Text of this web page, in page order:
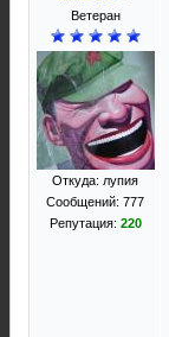
Ветеран
Откуда: лупия
Сообщений: 777
Репутация: 220